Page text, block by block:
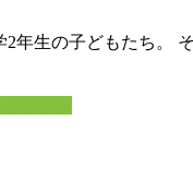
年生の子どもたち